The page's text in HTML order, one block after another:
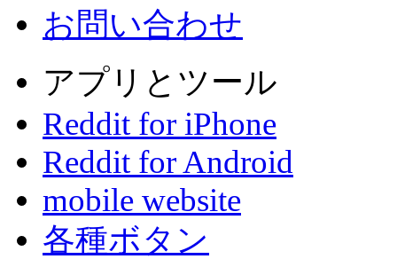
お問い合わせ
アプリとツール
Reddit for iPhone
Reddit for Android
mobile website
各種ボタン